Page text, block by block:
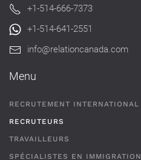
+1-514-666-7373
+1-514-641-2551
info@relationcanada.com
Menu
RECRUTEMENT INTERNATIONAL
RECRUTEURS
TRAVAILLEURS
SPÉCIALISTES EN IMMIGRATION